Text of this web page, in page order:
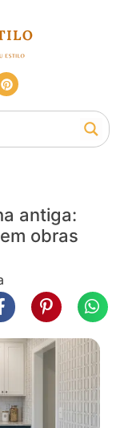
antiga:
obras